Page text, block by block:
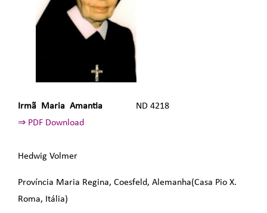
Irmã Maria Amantia
ND 4218
⇒ PDF Download
Hedwig Volmer
Província Maria Regina, Coesfeld, Alemanha(Casa Pio X.
Roma, Itália)